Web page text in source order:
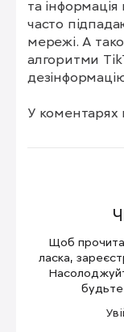
та інформація
часто
мережі. А
алгоритми
У коментарях
Щоб
ласка,
будьте